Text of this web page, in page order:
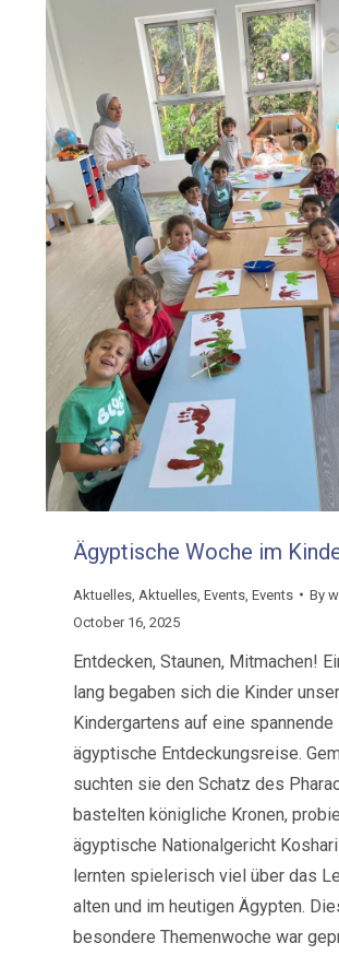
Ägyptische Woche im
Aktuelles Aktuelles ,Events ,Events By
October 16, 2025
Entdecken, Staunen, Mitmachen!
lang begaben sich die Kinder
Kindergartens auf eine spannende
ägyptische Entdeckungsreise.
suchten sie den Schatz des
bastelten königliche Kronen,
ägyptische Nationalgericht
lernten spielerisch viel über das
alten und im heutigen Ägypten.
besondere Themenwoche war